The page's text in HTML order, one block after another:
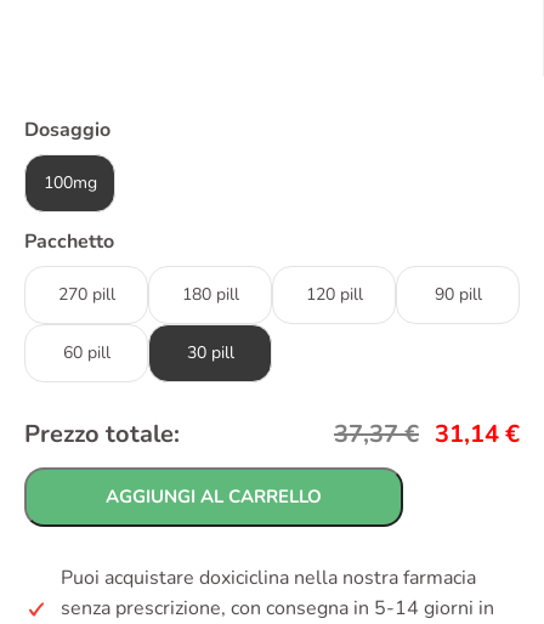
Dosaggio
100mg
Pacchetto
270 pill 180 pill 120 pill 90 pill
60 pill 30 pill
Prezzo totale: 37,37€ 31,14€
AGGIUNGI AL CARRELLO
Puoi acquistare doxiciclina nella nostra farmacia
senza prescrizione, con consegna in 5-14 giorni in